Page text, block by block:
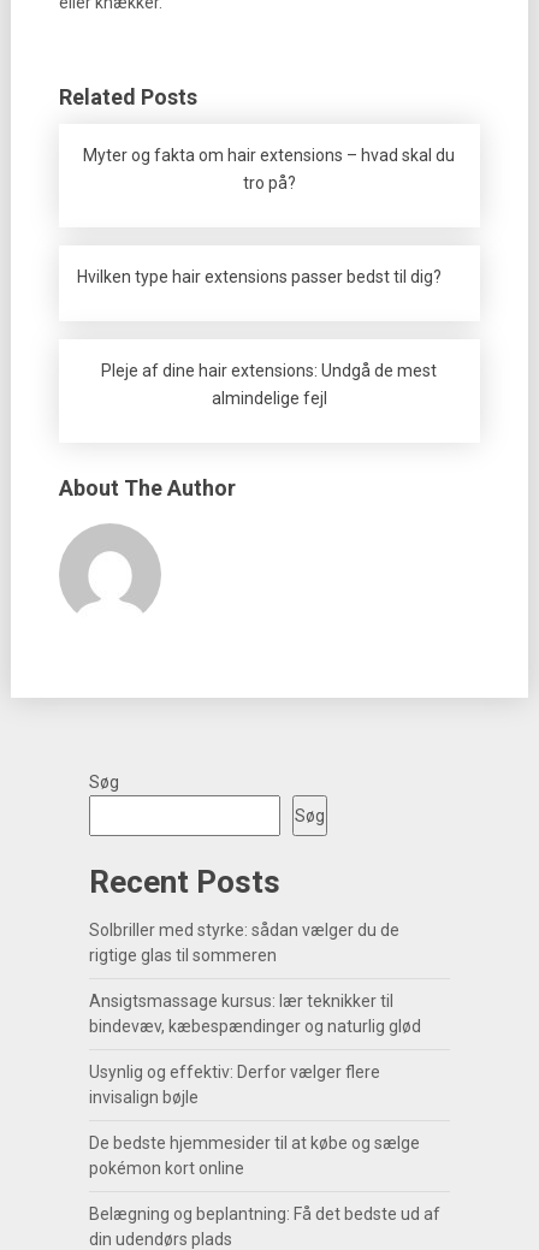
Related Posts
Myter og fakta om hair extensions – hvad skal du
tro på?
Hvilken type hair extensions passer bedst til dig?
Pleje af dine hair extensions: Undgå de mest
almindelige fejl
About The Author
Søg
Søg
Recent Posts
Solbriller med styrke: sådan vælger du de
rigtige glas til sommeren
Ansigtsmassage kursus: lær teknikker til
bindevæv, kæbespændinger og naturlig glød
Usynlig og effektiv: Derfor vælger flere
invisalign bøjle
De bedste hjemmesider til at købe og sælge
pokémon kort online
Belægning og beplantning: Få det bedste ud af
din udendørs plads